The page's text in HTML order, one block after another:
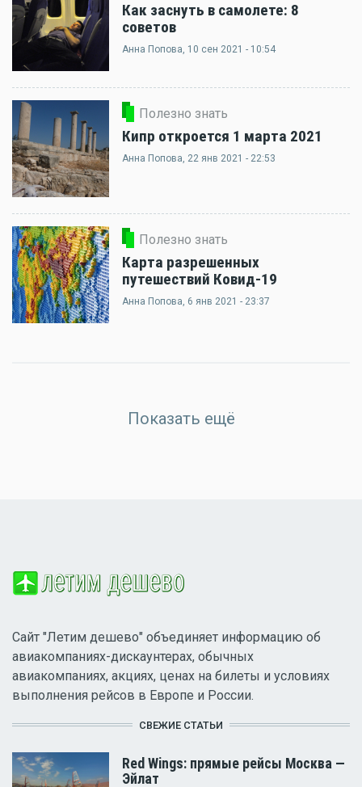
Как заснуть в самолете: 8
советов
Анна Попова, 10 сен 2021 - 10:54
Полезно знать
Кипр откроется 1 марта 2021
Анна Попова, 22 янв 2021 - 22:53
Полезно знать
Карта разрешенных
путешествий Ковид-19
Анна Попова, 6 янв 2021 - 23:37
Показать ещё
Сайт "Летим дешево" объединяет информацию об
авиакомпаниях-дискаунтерах, обычных
авиакомпаниях, акциях, ценах на билеты и условиях
выполнения рейсов в Европе и России.
СВЕЖИЕ СТАТЬИ
Red Wings: прямые рейсы Москва —
Эйлат